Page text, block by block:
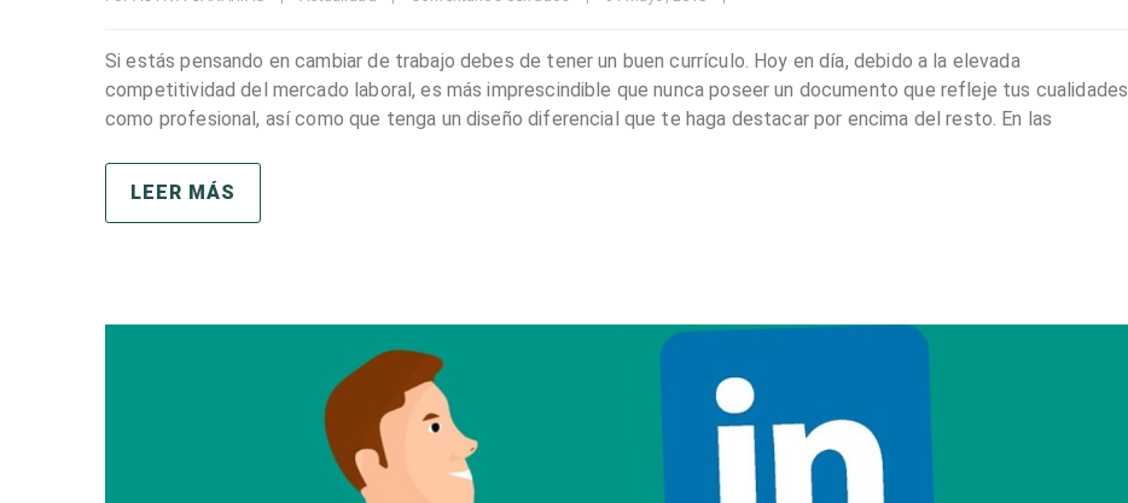
Si estás pensando en cambiar de trabajo debes de tener un buen currículo. Hoy en día, debido a la elevada
competitividad del mercado laboral, es más imprescindible que nunca poseer un documento que refleje tus cualidades
como profesional, así como que tenga un diseño diferencial que te haga destacar por encima del resto. En las
LEER MÁS